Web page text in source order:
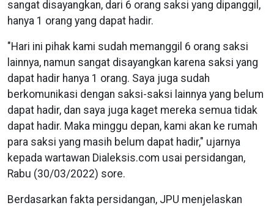
sangat disayangkan, dari 6 orang saksi yang dipanggil,
hanya 1 orang yang dapat hadir.
"Hari ini pihak kami sudah memanggil 6 orang saksi
lainnya, namun sangat disayangkan karena saksi yang
dapat hadir hanya 1 orang. Saya juga sudah
berkomunikasi dengan saksi-saksi lainnya yang belum
dapat hadir, dan saya juga kaget mereka semua tidak
dapat hadir. Maka minggu depan, kami akan ke rumah
para saksi yang masih belum dapat hadir," ujarnya
kepada wartawan Dialeksis.com usai persidangan,
Rabu (30/03/2022) sore.
Berdasarkan fakta persidangan, JPU menjelaskan